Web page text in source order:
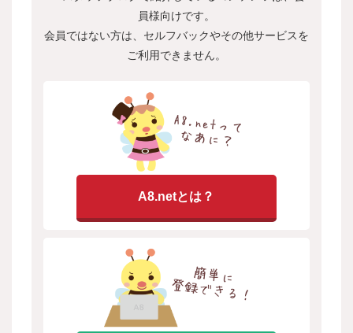
員様向けです。
会員ではない方は、セルフバックやその他サービスを
ご利用できません。
A8.netとは？